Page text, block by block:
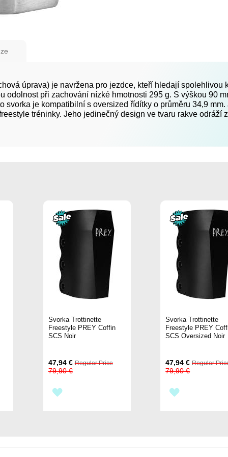
úprava) je navržena pro jezdce, kteří hledají spolehlivou
odolnost při zachování nízké hmotnosti 295 g. S výškou 90
svorka je kompatibilní s oversized řídítky o průměru 34,9
tréninky. Jeho jedinečný design ve tvaru rakve
Svorka Trottinette
Freestyle PREY Coffin
SCS Noir
Special
Price
47,94 € Regular Price
79,90 €
Svorka Trottinette
Freestyle PREY
SCS Oversized Noir
Special
Price
47,94 € Regular
79,90 €